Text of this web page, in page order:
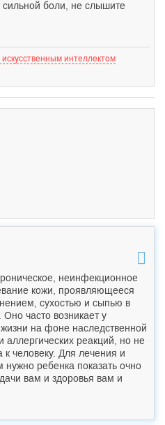
боли, не слышите
интеллектом
неинфекционное
кожи, проявляющееся
сухостью и сыпью в
часто возникает у
на фоне наследственной
аллергических реакций, но не
к человеку. Для лечения и
нужно ребенка показать очно
вам и здоровья вам и